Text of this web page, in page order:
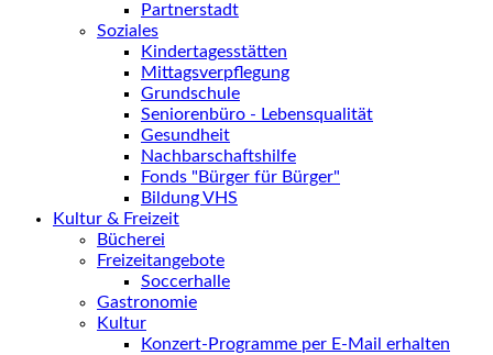
Partnerstadt
Soziales
Kindertagesstätten
Mittagsverpflegung
Grundschule
Seniorenbüro - Lebensqualität
Gesundheit
Nachbarschaftshilfe
Fonds "Bürger für Bürger"
Bildung VHS
Kultur & Freizeit
Bücherei
Freizeitangebote
Soccerhalle
Gastronomie
Kultur
Konzert-Programme per E-Mail erhalten